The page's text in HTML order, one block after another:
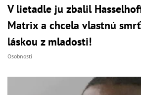
V lietadle ju zbalil
Matrix a chcela vlastnú
láskou z mladosti!
Osobnosti